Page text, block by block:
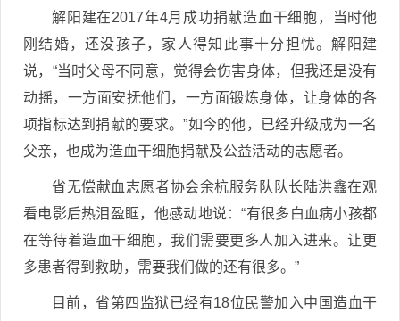
解阳建在2017年4月成功捐献造血干细胞，当时他
刚结婚，还没孩子，家人得知此事十分担忧。解阳建
说，“当时父母不同意，觉得会伤害身体，但我还是没有
动摇，一方面安抚他们，一方面锻炼身体，让身体的各
项指标达到捐献的要求。”如今的他，已经升级成为一名
父亲，也成为造血干细胞捐献及公益活动的志愿者。
省无偿献血志愿者协会余杭服务队队长陆洪鑫在观
看电影后热泪盈眶，他感动地说：“有很多白血病小孩都
在等待着造血干细胞，我们需要更多人加入进来。让更
多患者得到救助，需要我们做的还有很多。”
目前，省第四监狱已经有18位民警加入中国造血干